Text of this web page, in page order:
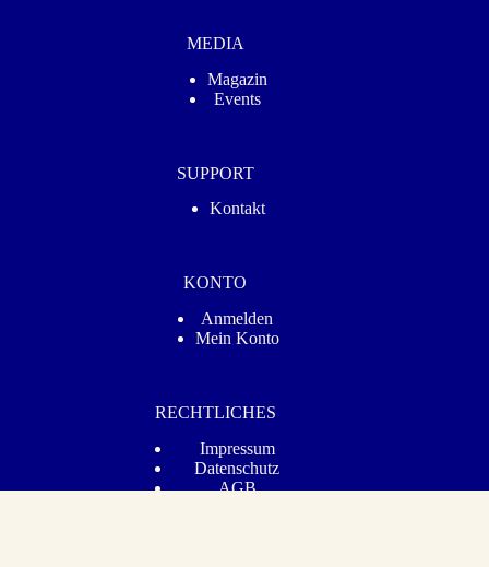
MEDIA
Magazin
Events
SUPPORT
Kontakt
KONTO
Anmelden
Mein Konto
RECHTLICHES
Impressum
Datenschutz­
AGB